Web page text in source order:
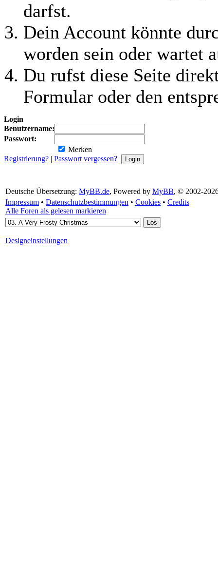
darfst.
Dein Account könnte
worden sein oder wartet
Du rufst diese Seite
Formular oder den
Login
Benutzername:
Passwort:
Merken
Registrierung? | Passwort vergessen?
Deutsche Übersetzung: MyBB.de, Powered by MyBB, © 2002-
Impressum • Datenschutzbestimmungen • Cookies • Credits
Alle Foren als gelesen markieren
Designeinstellungen